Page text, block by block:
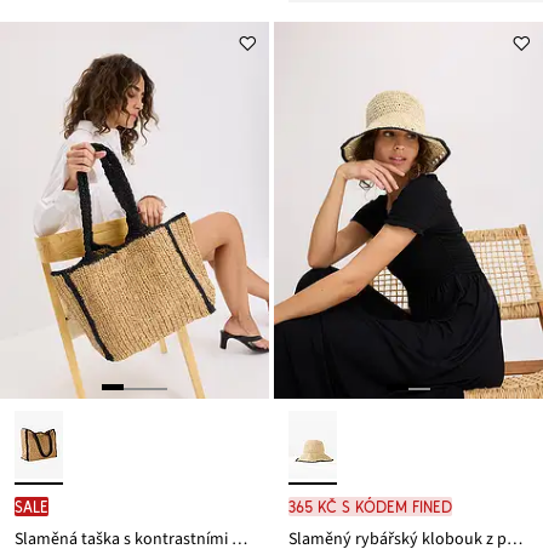
SALE
Slaměná taška s kontrastními detaily
365 Kč s kódem FINED
Slaměný rybářský klobouk z papírových vláken